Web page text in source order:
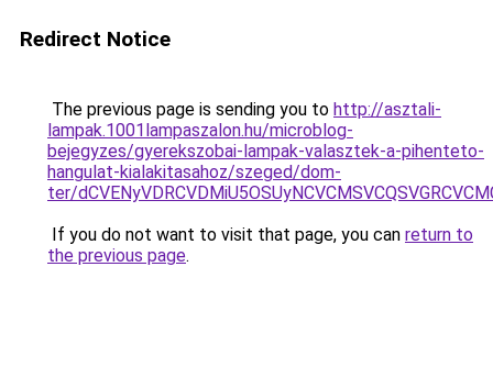
Redirect Notice
The previous page is sending you to http://asztali-
lampak.1001lampaszalon.hu/microblog-
bejegyzes/gyerekszobai-lampak-valasztek-a-pihenteto-
hangulat-kialakitasahoz/szeged/dom-
ter/
If you do not want to visit that page, you can return to
the previous page.